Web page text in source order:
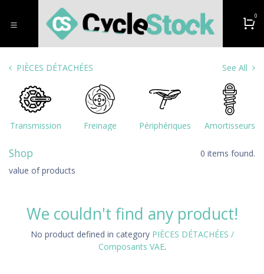
0
PIÈCES DÉTACHÉES See All
Transmission Freinage Périphériques Amortisseurs
Shop
0 items found.
value of products
We couldn't find any product!
No product defined in category PIÈCES DÉTACHÉES /
Composants VAE.